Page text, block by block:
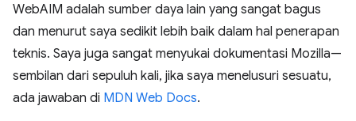
WebAIM adalah sumber daya lain yang sangat bagus
dan menurut saya sedikit lebih baik dalam hal penerapan
teknis. Saya juga sangat menyukai dokumentasi Mozilla—
sembilan dari sepuluh kali, jika saya menelusuri sesuatu,
ada jawaban di MDN Web Docs.